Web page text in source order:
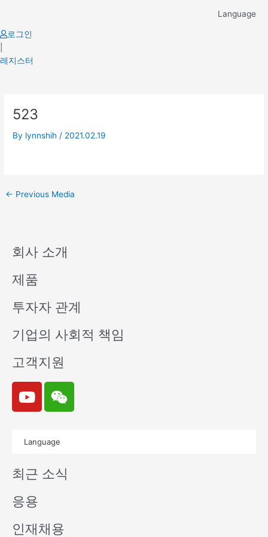
content
Language
로그인
레지스터
523
By lynnshih / 2021.02.19
navigation
← Previous Media
회사 소개
제품
투자자 관계
기업의 사회적 책임
고객지원
Y
o
u
e
W
e
i
n
Language
최근 소식
응용
인재채용